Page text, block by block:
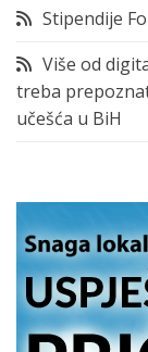
Stipendije
Više od
treba
učešća u BiH